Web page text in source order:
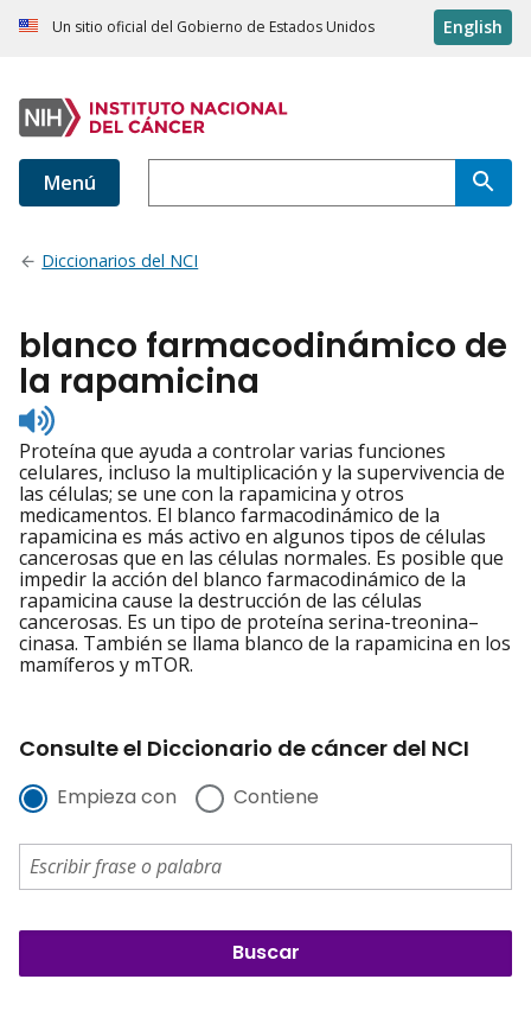
Un sitio oficial del Gobierno de Estados Unidos English
Menú
Diccionarios del NCI
blanco farmacodinámico de
la rapamicina
Listen
to
pronunciation
Proteína que ayuda a controlar varias funciones
celulares, incluso la multiplicación y la supervivencia de
las células; se une con la rapamicina y otros
medicamentos. El blanco farmacodinámico de la
rapamicina es más activo en algunos tipos de células
cancerosas que en las células normales. Es posible que
impedir la acción del blanco farmacodinámico de la
rapamicina cause la destrucción de las células
cancerosas. Es un tipo de proteína serina-treonina–
cinasa. También se llama blanco de la rapamicina en los
mamíferos y mTOR.
Consulte el Diccionario de cáncer del NCI
Empieza con Contiene